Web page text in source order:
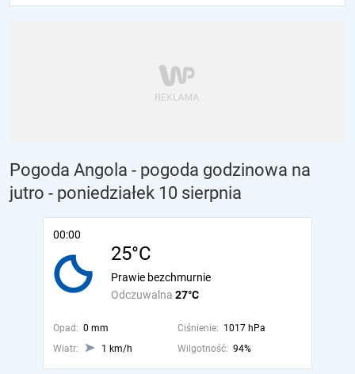
Pogoda Angola - pogoda godzinowa na
jutro - poniedziałek 10 sierpnia
00:00
25°C
Odczuwalna 27°C
Prawie bezchmurnie
Opad: 0 mm Ciśnienie: 1017 hPa
Wiatr:
1 km/h Wilgotność: 94%